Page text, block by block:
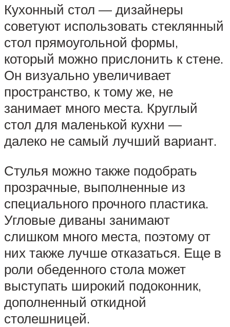
Кухонный стол — дизайнеры
советуют использовать стеклянный
стол прямоугольной формы,
который можно прислонить к стене.
Он визуально увеличивает
пространство, к тому же, не
занимает много места. Круглый
стол для маленькой кухни —
далеко не самый лучший вариант.
Стулья можно также подобрать
прозрачные, выполненные из
специального прочного пластика.
Угловые диваны занимают
слишком много места, поэтому от
них также лучше отказаться. Еще в
роли обеденного стола может
выступать широкий подоконник,
дополненный откидной
столешницей.